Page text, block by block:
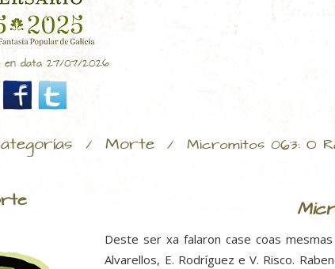
en data 27/07/2026
/ Morte / Micromitos 063: O
Deste ser xa falaron case coas
Alvarellos, E. Rodríguez e V. Risco.